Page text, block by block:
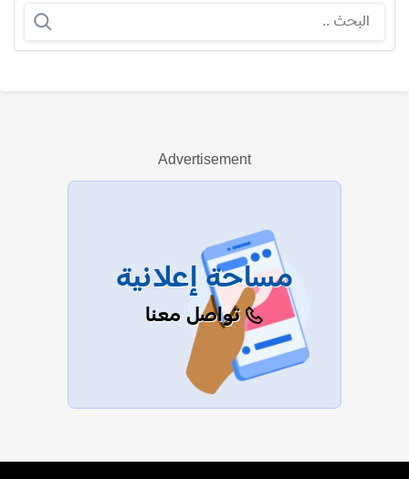
عرض الكل
Advertisement
مساحة إعلانية
تواصل معنا